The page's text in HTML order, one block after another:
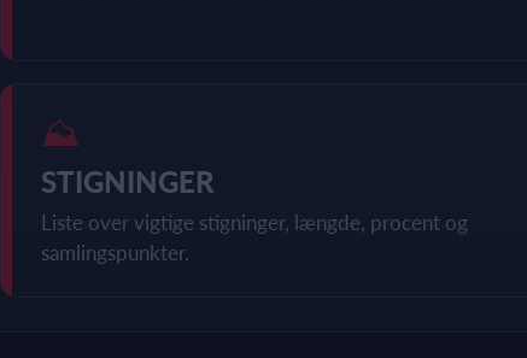
⛰
STIGNINGER
Liste over vigtige stigninger, længde, procent og
samlingspunkter.